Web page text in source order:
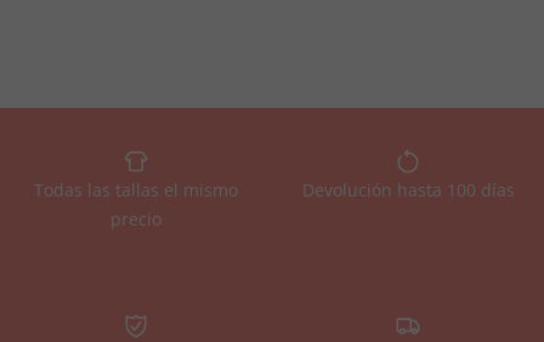
Todas las tallas el mismo
precio
Devolución hasta 100 días